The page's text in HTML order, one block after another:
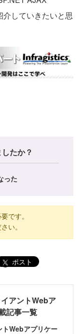
していきたいと思
たか？
った
です。
い。
ポスト
アントWebア
記事一覧
Webアプリケー